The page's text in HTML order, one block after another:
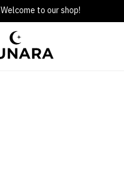
Welcome to our shop!